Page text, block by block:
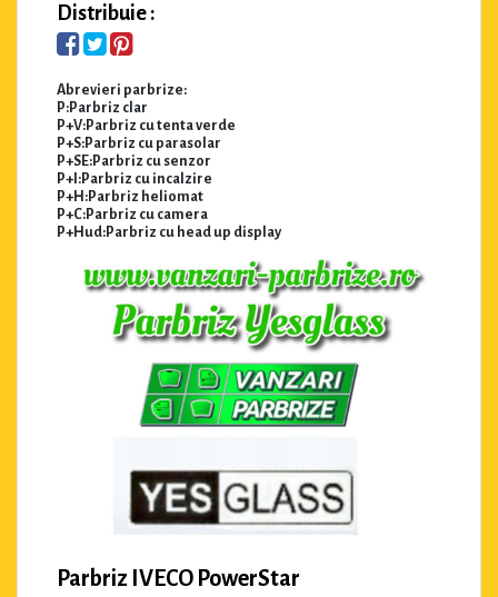
Distribuie :
Abrevieri parbrize:
P:Parbriz clar
P+V:Parbriz cu tenta verde
P+S:Parbriz cu parasolar
P+SE:Parbriz cu senzor
P+I:Parbriz cu incalzire
P+H:Parbriz heliomat
P+C:Parbriz cu camera
P+Hud:Parbriz cu head up display
Parbriz IVECO PowerStar